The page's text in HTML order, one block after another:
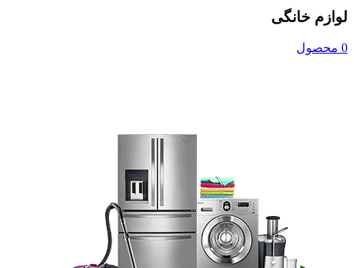
لوازم خانگی
0 محصول